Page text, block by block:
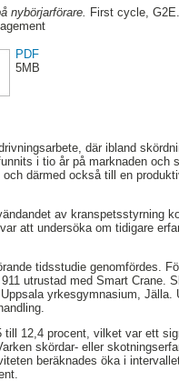
nybörjarförare. First cycle,
PDF
5MB
där ibland
i tio år på marknaden och
därmed också till en
av kranspetsstyrning
att undersöka om tidigare
tidsstudie genomfördes.
utrustad med Smart Crane.
yrkesgymnasium, Jälla.
12,4 procent, vilket var ett
skördar- eller
beräknades öka i